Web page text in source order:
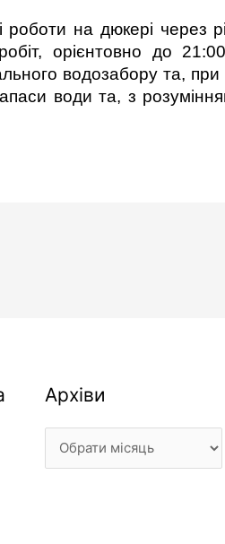
на дюкері через
орієнтовно до
водозабору та,
води та, з
Архіви
Архіви